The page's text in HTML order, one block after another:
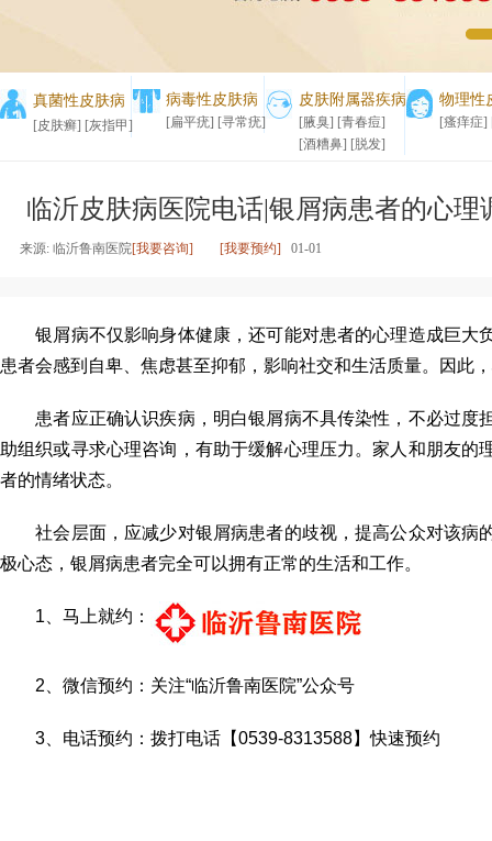
真菌性皮肤病
[皮肤癣] [灰指甲]
病毒性皮肤病
[扁平疣] [寻常疣]
皮肤附属器疾病
[腋臭] [青春痘]
[酒糟鼻] [脱发]
物理性
[瘙痒症]
临沂皮肤病医院电话|银屑病患者的心理
来源: 临沂鲁南医院[我要咨询] [我要预约] 01-01
银屑病不仅影响身体健康，还可能对患者的心理造成巨大
患者会感到自卑、焦虑甚至抑郁，影响社交和生活质量。因此
患者应正确认识疾病，明白银屑病不具传染性，不必过度
助组织或寻求心理咨询，有助于缓解心理压力。家人和朋友的
者的情绪状态。
社会层面，应减少对银屑病患者的歧视，提高公众对该病
极心态，银屑病患者完全可以拥有正常的生活和工作。
1、马上就约：
2、微信预约：关注“临沂鲁南医院”公众号
3、电话预约：拨打电话【0539-8313588】快速预约